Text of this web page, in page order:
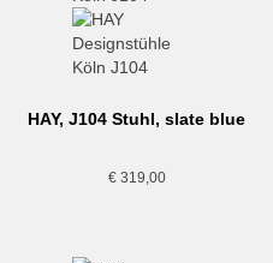
HAY, J104 Stuhl, slate blue
€319,00